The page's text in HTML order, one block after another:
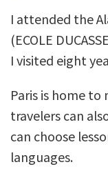
I attended the
(ECOLE
I visited eight
Paris is home to
travelers can
can choose
languages.